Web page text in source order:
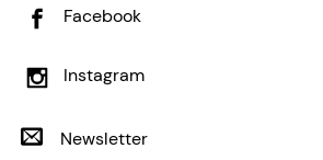
Facebook
Instagram
Newsletter